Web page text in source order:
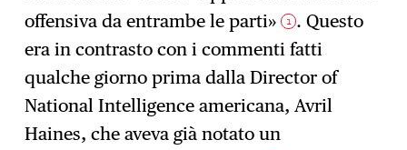
offensiva da entrambe le parti» 1 . Questo
era in contrasto con i commenti fatti
qualche giorno prima dalla Director of
National Intelligence americana, Avril
Haines, che aveva già notato un